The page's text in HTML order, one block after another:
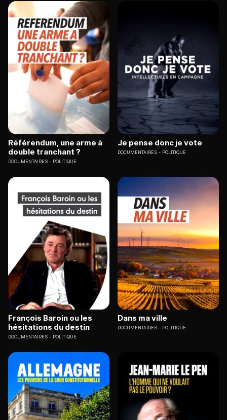
Référendum, une arme à
double tranchant ?
DOCUMENTAIRES POLITIQUE
Je pense donc je vote
DOCUMENTAIRES POLITIQUE
François Baroin ou les
hésitations du destin
DOCUMENTAIRES POLITIQUE
Dans ma ville
DOCUMENTAIRES POLITIQUE